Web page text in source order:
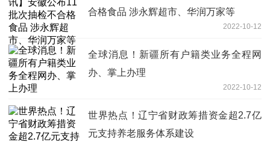
合格食品 涉永辉超市、华润万家等
2022-10-12
全球消息！新疆所有户籍类业务全程网
办、掌上办理
2022-10-12
世界热点！辽宁省财政筹措资金超2.7亿
元支持养老服务体系建设